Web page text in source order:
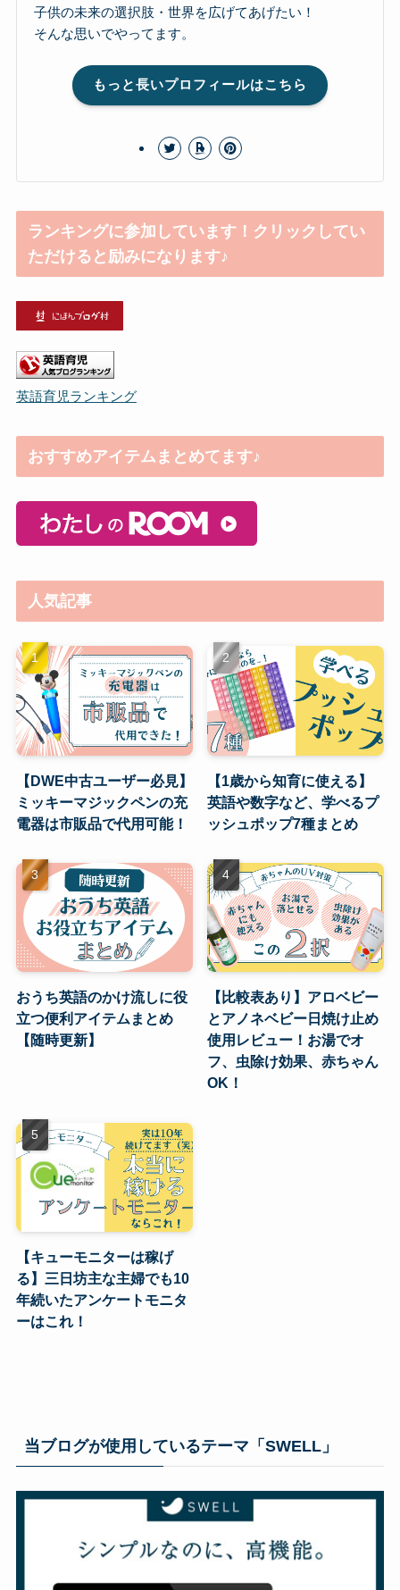
子供の未来の選択肢・世界を広げてあげたい！
そんな思いでやってます。
もっと長いプロフィールはこちら
ランキングに参加しています！クリックしてい
ただけると励みになります♪
英語育児ランキング
おすすめアイテムまとめてます♪
人気記事
【DWE中古ユーザー必見】
ミッキーマジックペンの充
電器は市販品で代用可能！
【1歳から知育に使える】
英語や数字など、学べるプ
ッシュポップ7種まとめ
おうち英語のかけ流しに役
立つ便利アイテムまとめ
【随時更新】
【比較表あり】アロベビー
とアノネベビー日焼け止め
使用レビュー！お湯でオ
フ、虫除け効果、赤ちゃん
OK！
【キューモニターは稼げ
る】三日坊主な主婦でも10
年続いたアンケートモニタ
ーはこれ！
当ブログが使用しているテーマ「SWELL」